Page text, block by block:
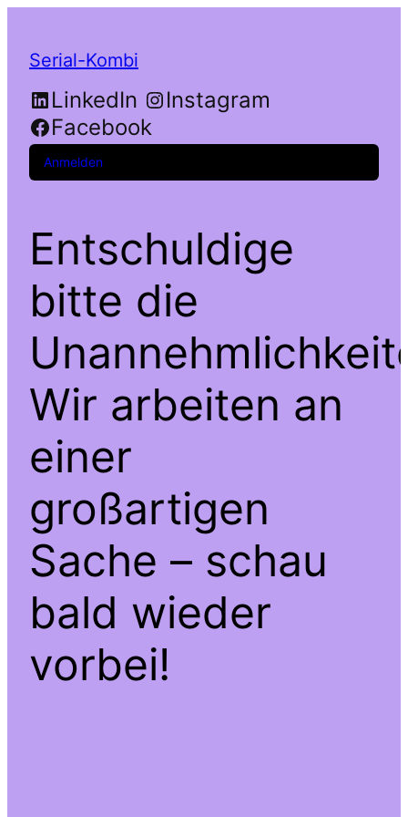
Serial-Kombi
LinkedIn
Instagram
Facebook
Anmelden
Entschuldige
bitte die
Wir arbeiten an
einer
großartigen
Sache – schau
bald wieder
vorbei!